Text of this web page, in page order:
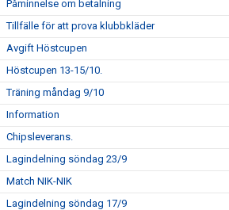
Påminnelse om betalning
Tillfälle för att prova klubbkläder
Avgift Höstcupen
Höstcupen 13-15/10.
Träning måndag 9/10
Information
Chipsleverans.
Lagindelning söndag 23/9
Match NIK-NIK
Lagindelning söndag 17/9